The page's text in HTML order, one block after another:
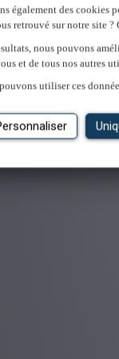
également des cookies
retrouvé sur notre site
nous pouvons
et de tous nos autres
utiliser ces